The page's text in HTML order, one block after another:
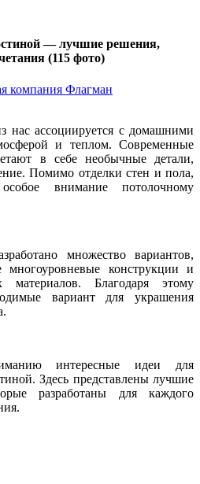
— лучшие решения,
(115 фото)
компания Флагман
нас ассоциируется с домашними
и теплом. Современные
в себе необычные детали,
Помимо отделки стен и пола,
внимание потолочному
множество вариантов,
многоуровневые конструкции и
материалов. Благодаря этому
вариант для украшения
интересные идеи для
Здесь представлены лучшие
разработаны для каждого